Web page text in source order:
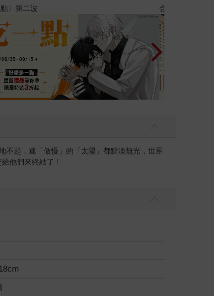
台灣角川2026漫畫博覽
不起，連「傲慢」的「太陽」都黯淡無光，世界
他們來終結了！